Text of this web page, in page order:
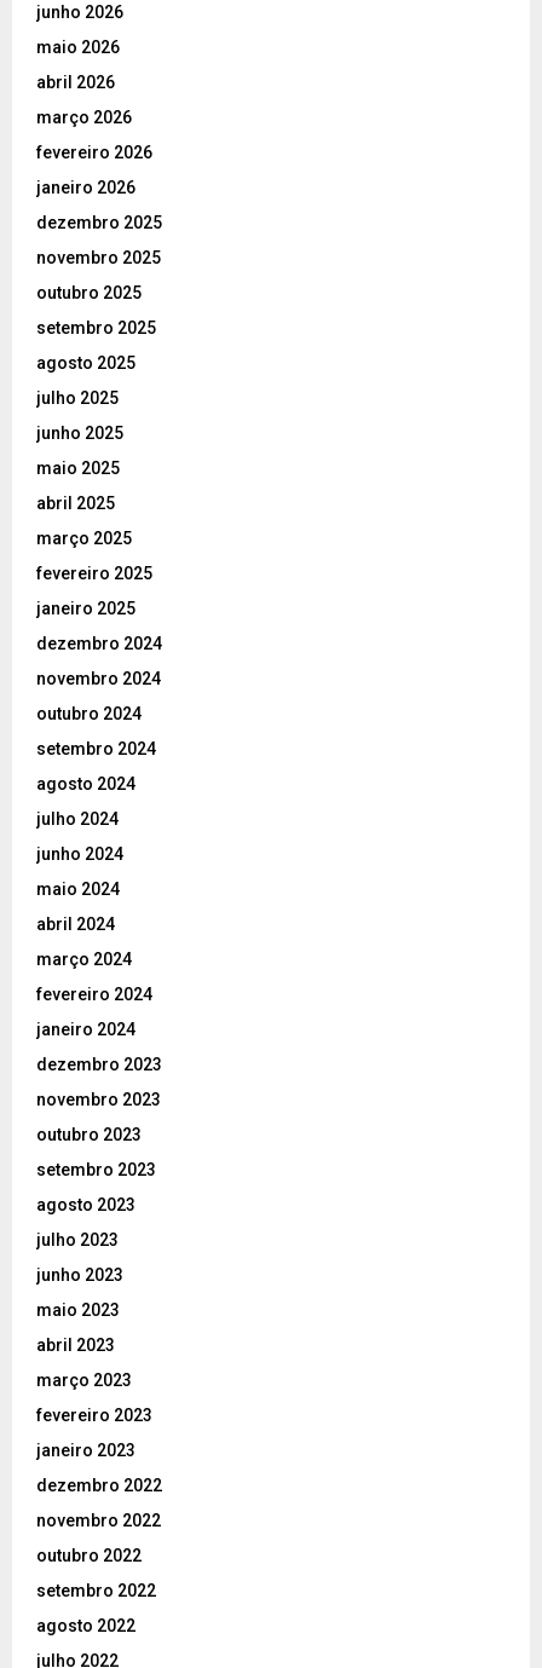
junho 2026
maio 2026
abril 2026
março 2026
fevereiro 2026
janeiro 2026
dezembro 2025
novembro 2025
outubro 2025
setembro 2025
agosto 2025
julho 2025
junho 2025
maio 2025
abril 2025
março 2025
fevereiro 2025
janeiro 2025
dezembro 2024
novembro 2024
outubro 2024
setembro 2024
agosto 2024
julho 2024
junho 2024
maio 2024
abril 2024
março 2024
fevereiro 2024
janeiro 2024
dezembro 2023
novembro 2023
outubro 2023
setembro 2023
agosto 2023
julho 2023
junho 2023
maio 2023
abril 2023
março 2023
fevereiro 2023
janeiro 2023
dezembro 2022
novembro 2022
outubro 2022
setembro 2022
agosto 2022
julho 2022